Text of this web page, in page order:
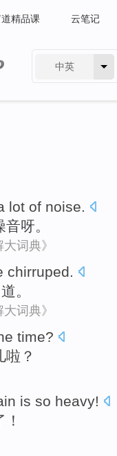
精品课 云笔记
中英
lot of noise.
音呀。
词典》
chirruped.
。
词典》
time?
啦？
is so heavy!
！